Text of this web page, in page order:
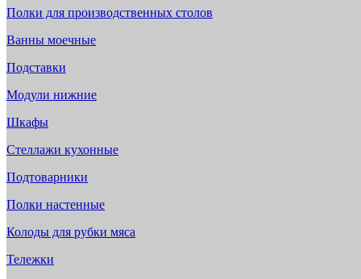
Полки для производственных столов
Ванны моечные
Подставки
Модули нижние
Шкафы
Стеллажи кухонные
Подтоварники
Полки настенные
Колоды для рубки мяса
Тележки